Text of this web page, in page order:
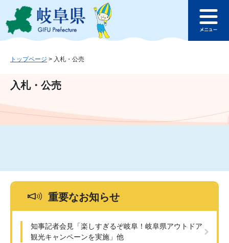
ジ
ュ
文
このページの本文へ
ュ
トップページ > 入札・公売
入札・公売
重要なお知らせ
知事記者会見「楽しすぎるぞ岐阜！岐阜県アウトドア
観光キャンペーンを実施」他